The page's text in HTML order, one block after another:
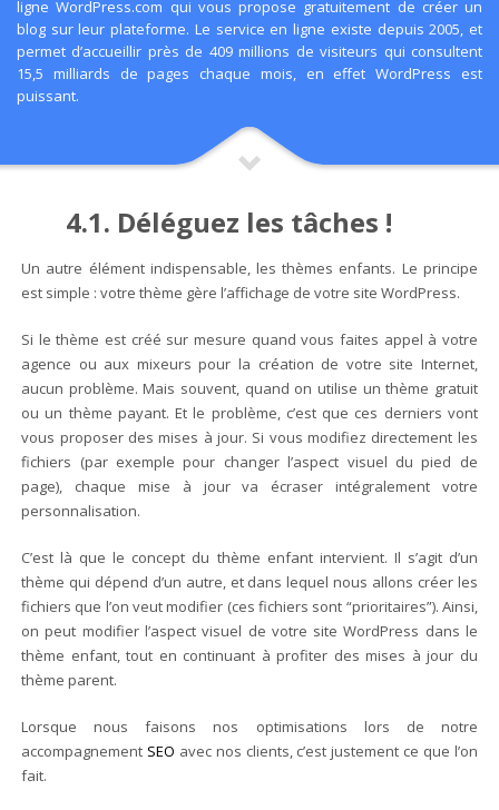
ligne WordPress.com qui vous propose gratuitement de créer un
blog sur leur plateforme. Le service en ligne existe depuis 2005, et
permet d’accueillir près de 409 millions de visiteurs qui consultent
15,5 milliards de pages chaque mois, en effet WordPress est
puissant.
4.1. Déléguez les tâches !
Un autre élément indispensable, les thèmes enfants. Le principe
est simple : votre thème gère l’affichage de votre site WordPress.
Si le thème est créé sur mesure quand vous faites appel à votre
agence ou aux mixeurs pour la création de votre site Internet,
aucun problème. Mais souvent, quand on utilise un thème gratuit
ou un thème payant. Et le problème, c’est que ces derniers vont
vous proposer des mises à jour. Si vous modifiez directement les
fichiers (par exemple pour changer l’aspect visuel du pied de
page), chaque mise à jour va écraser intégralement votre
personnalisation.
C’est là que le concept du thème enfant intervient. Il s’agit d’un
thème qui dépend d’un autre, et dans lequel nous allons créer les
fichiers que l’on veut modifier (ces fichiers sont “prioritaires”). Ainsi,
on peut modifier l’aspect visuel de votre site WordPress dans le
thème enfant, tout en continuant à profiter des mises à jour du
thème parent.
Lorsque nous faisons nos optimisations lors de notre
accompagnement SEO avec nos clients, c’est justement ce que l’on
fait.